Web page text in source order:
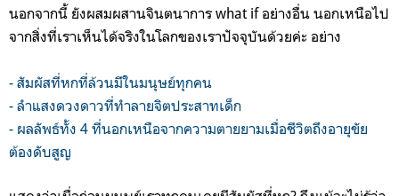
นอกจากนี้ ยังผสมผสานจินตนาการ what if อย่างอื่น นอกเหนือไป
จากสิ่งที่เราเห็นได้จริงในโลกของเราปัจจุบันด้วยค่ะ อย่าง
- สัมผัสที่หกที่ล้วนมีในมนุษย์ทุกคน
- ลำแสงดวงดาวที่ทำลายจิตประสาทเด็ก
- ผลลัพธ์ทั้ง 4 ที่นอกเหนือจากความตายยามเมื่อชีวิตถึงอายุขัย
ต้องดับสูญ